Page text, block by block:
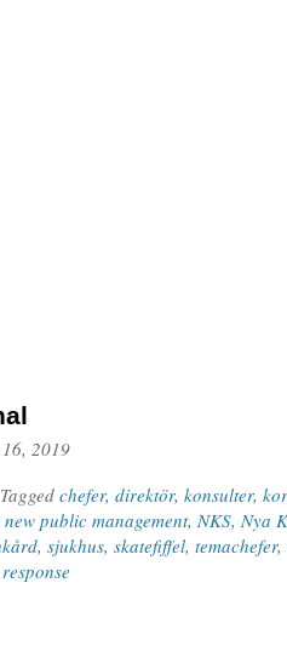
2019
chefer, direktör, konsulter,
new public management, NKS, Nya
, sjukhus, skatefiffel, temachefer,